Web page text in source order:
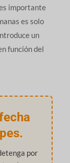
importante
es solo
un
función del
por